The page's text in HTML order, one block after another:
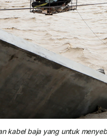
kabel baja yang untuk